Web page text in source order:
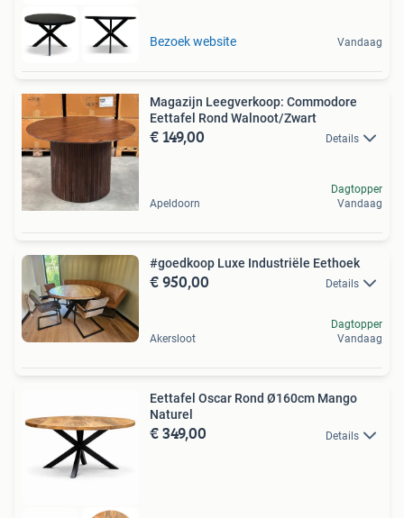
Bezoek website Vandaag
Magazijn Leegverkoop: Commodore
Eettafel Rond Walnoot/Zwart
€ 149,00 Details
Apeldoorn
Dagtopper
Vandaag
#goedkoop Luxe Industriële Eethoek
€ 950,00 Details
Akersloot
Dagtopper
Vandaag
Eettafel Oscar Rond Ø160cm Mango
Naturel
€ 349,00 Details